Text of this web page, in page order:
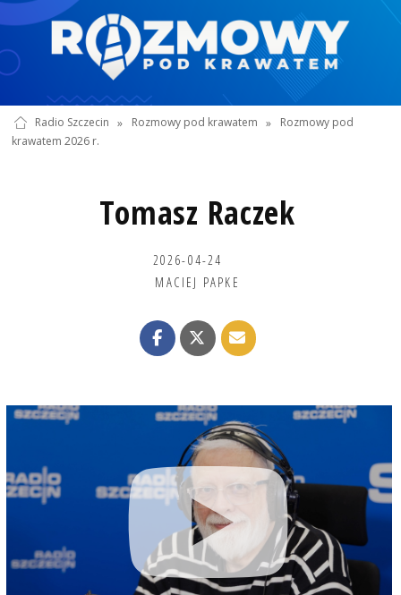
Radio Szczecin » Rozmowy pod krawatem »
Rozmowy pod
krawatem 2026 r.
Tomasz Raczek
2026-04-24
MACIEJ PAPKE